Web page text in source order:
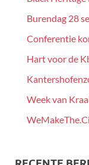
Burendag 28
Conferentie
Hart voor de
Week van